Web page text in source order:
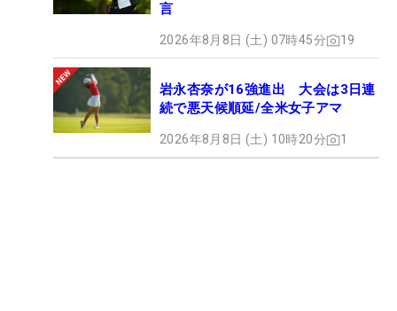
言
2026年8月8日 (土) 07時45分 19
岩永杏奈が16強進出 大会は3日連
続で悪天候順延/全米女子アマ
2026年8月8日 (土) 10時20分 1